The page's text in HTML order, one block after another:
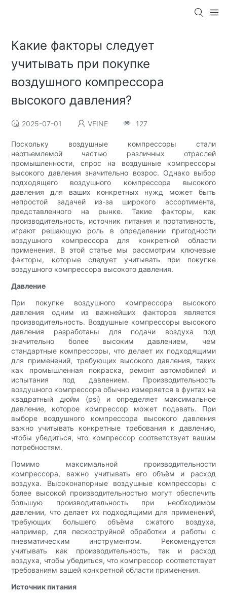
Какие факторы следует
учитывать при покупке
воздушного компрессора
высокого давления?
2025-07-01 VFINE 127
Поскольку воздушные компрессоры стали
неотъемлемой частью различных отраслей
промышленности, спрос на воздушные компрессоры
высокого давления значительно возрос. Однако выбор
подходящего воздушного компрессора высокого
давления для ваших конкретных нужд может быть
непростой задачей из-за широкого ассортимента,
представленного на рынке. Такие факторы, как
производительность, источник питания и портативность,
играют решающую роль в определении пригодности
воздушного компрессора для конкретной области
применения. В этой статье мы рассмотрим ключевые
факторы, которые следует учитывать при покупке
воздушного компрессора высокого давления.
Давление
При покупке воздушного компрессора высокого
давления одним из важнейших факторов является
производительность. Воздушные компрессоры высокого
давления разработаны для подачи воздуха под
значительно более высоким давлением, чем
стандартные компрессоры, что делает их подходящими
для применений, требующих высокого давления, таких
как промышленная покраска, ремонт автомобилей и
испытания под давлением. Производительность
воздушного компрессора обычно измеряется в фунтах на
квадратный дюйм (psi) и определяет максимальное
давление, которое компрессор может подавать. При
выборе воздушного компрессора высокого давления
важно учитывать конкретные требования к давлению,
чтобы убедиться, что компрессор соответствует вашим
потребностям.
Помимо максимальной производительности
компрессора, важно учитывать его объём и расход
воздуха. Высоконапорные воздушные компрессоры с
более высокой производительностью могут обеспечить
большую производительность при необходимом
давлении, что делает их подходящими для применений,
требующих большего объёма сжатого воздуха,
например, для пескоструйной обработки и работы с
пневматическим инструментом. Рекомендуется
учитывать как производительность, так и расход
воздуха, чтобы убедиться, что компрессор соответствует
требованиям вашей конкретной области применения.
Источник питания